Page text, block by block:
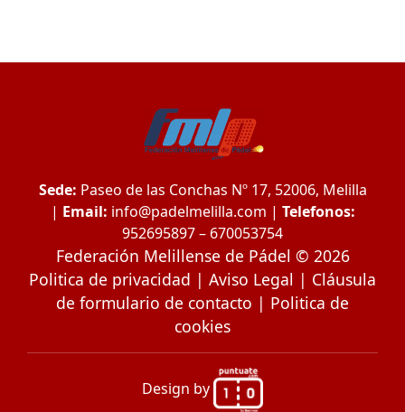
Sede: Paseo de las Conchas Nº 17, 52006, Melilla
| Email: info@padelmelilla.com | Telefonos:
952695897 – 670053754
Federación Melillense de Pádel © 2026
Politica de privacidad | Aviso Legal | Cláusula
de formulario de contacto | Politica de
cookies
Design by